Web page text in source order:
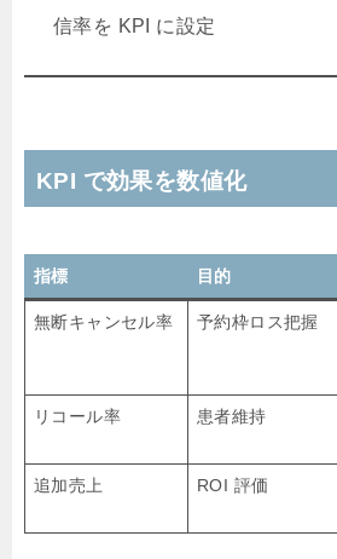
信率を KPI に設定
KPI で効果を数値化
指標 目的
無断キャンセル率 予約枠ロス把握
リコール率 患者維持
追加売上 ROI 評価